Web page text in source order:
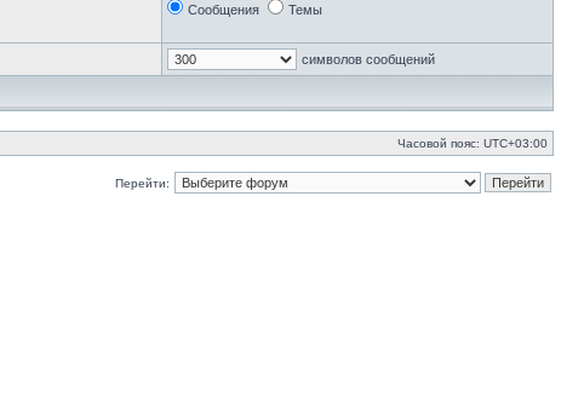
Сообщения Темы
символов сообщений
Часовой пояс: UTC+03:00
Перейти: